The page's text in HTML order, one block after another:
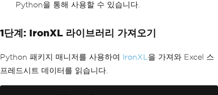
Python을 통해 사용할 수 있습니다.
1단계: IronXL 라이브러리 가져오기
Python 패키지 매니저를 사용하여 IronXL 을 가져와 Excel 스
프레드시트 데이터를 읽습니다.